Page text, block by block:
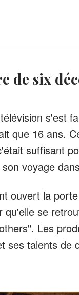
de six
s'est
que 16 ans.
suffisant
voyage
ouvert la
qu'elle se
Les
ses talents de